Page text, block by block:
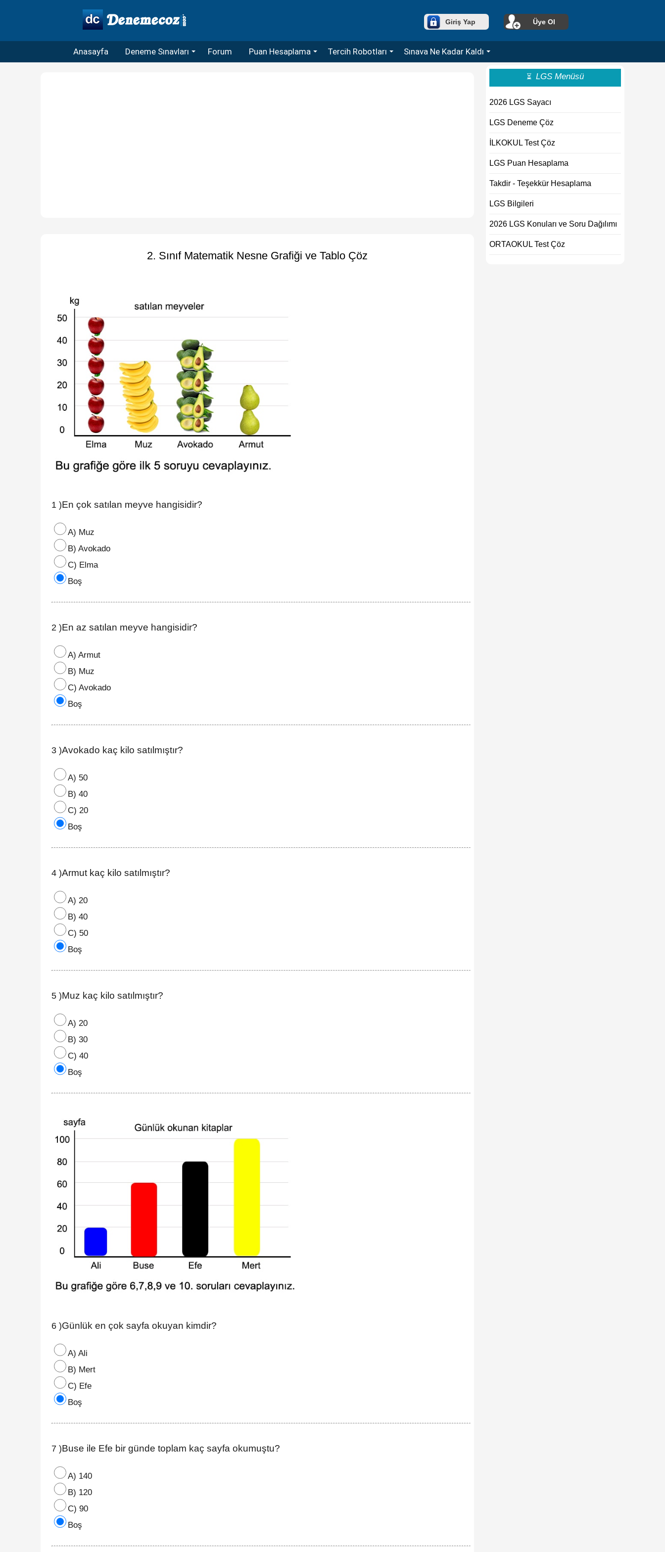
Giriş Yap Üye Ol
Anasayfa Deneme Sınavları Forum Puan Hesaplama Tercih Robotları Sınava Ne Kadar Kaldı
2. Sınıf Matematik Nesne Grafiği ve Tablo Çöz
1 )En çok satılan meyve hangisidir?
A) Muz
B) Avokado
C) Elma
Boş
2 )En az satılan meyve hangisidir?
A) Armut
B) Muz
C) Avokado
Boş
3 )Avokado kaç kilo satılmıştır?
A) 50
B) 40
C) 20
Boş
4 )Armut kaç kilo satılmıştır?
A) 20
B) 40
C) 50
Boş
5 )Muz kaç kilo satılmıştır?
A) 20
B) 30
C) 40
Boş
6 )Günlük en çok sayfa okuyan kimdir?
A) Ali
B) Mert
C) Efe
Boş
7 )Buse ile Efe bir günde toplam kaç sayfa okumuştu?
A) 140
B) 120
C) 90
Boş
⏳ LGS Menüsü
2026 LGS Sayacı
LGS Deneme Çöz
İLKOKUL Test Çöz
LGS Puan Hesaplama
Takdir - Teşekkür Hesaplama
LGS Bilgileri
2026 LGS Konuları ve Soru Dağılımı
ORTAOKUL Test Çöz